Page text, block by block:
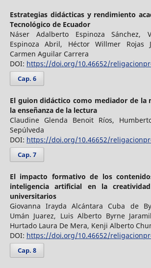
Estrategias didácticas y rendimiento
Tecnológico de Ecuador
Náser Adalberto Espinoza Sánchez,
Espinoza Abril, Héctor Willmer Rojas
Carmen Aguilar Carrera
DOI: https://doi.org/10.46652/
Cap. 6
El guion didáctico como mediador de la
la enseñanza de la lectura
Claudine Glenda Benoit Ríos,
Sepúlveda
DOI: https://doi.org/10.46652/
Cap. 7
El impacto formativo de los
inteligencia artificial en la
universitarios
Giovanna Irayda Alcántara Cuba de
Umán Juarez, Luis Alberto Byrne
Hurtado Laura De Mera, Kenji Alberto
DOI: https://doi.org/10.46652/
Cap. 8